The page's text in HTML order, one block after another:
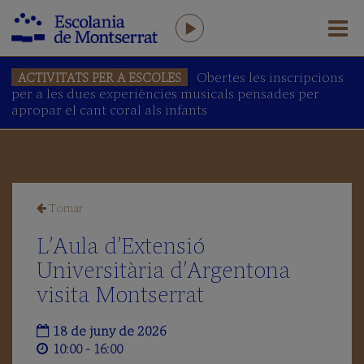
L'ESCOLANIA
Salutació
Equip
AFA
Antics
Escolans
de
l’Escolania
ACTIVITATS PER A ESCOLES
Obertes les inscripcions
per a les dues experiències musicals pensades per
apropar el cant coral als infants
Tornar
L’Aula d’Extensió
Universitària d’Argentona
visita Montserrat
18 de juny de 2026
10:00 - 16:00